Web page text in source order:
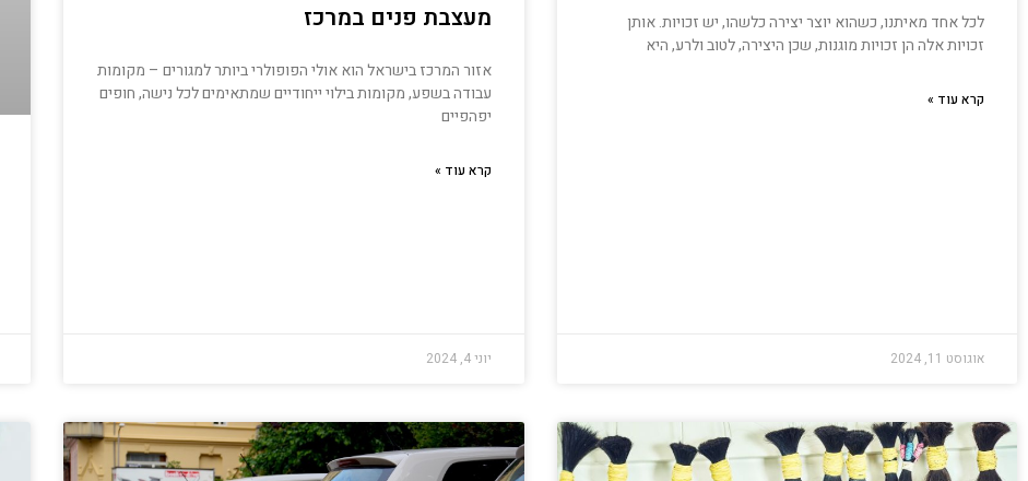
לכל אחד מאיתנו, כשהוא יוצר יצירה כלשהו, יש זכויות. אותן
זכויות אלה הן זכויות מוגנות, שכן היצירה, לטוב ולרע, היא
קרא עוד »
אוגוסט 11, 2024
מעצבת פנים במרכז
אזור המרכז בישראל הוא אולי הפופולרי ביותר למגורים – מקומות
עבודה בשפע, מקומות בילוי ייחודיים שמתאימים לכל נישה, חופים
יפהפיים
קרא עוד »
יוני 4, 2024